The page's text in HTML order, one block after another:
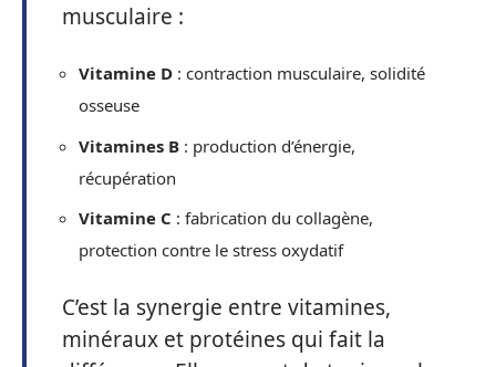
musculaire :
Vitamine D : contraction musculaire, solidité
osseuse
Vitamines B : production d’énergie,
récupération
Vitamine C : fabrication du collagène,
protection contre le stress oxydatif
C’est la synergie entre vitamines,
minéraux et protéines qui fait la